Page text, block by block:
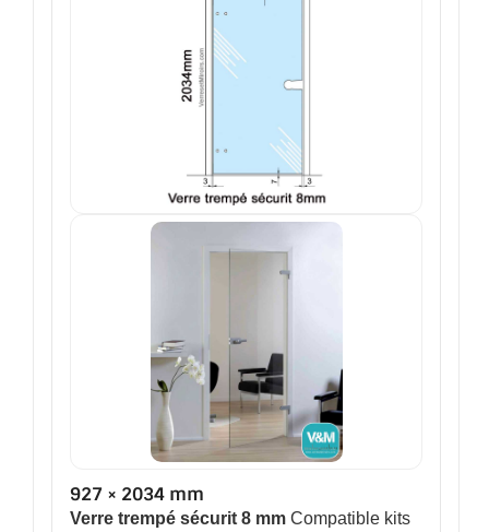
927 × 2034 mm
Verre trempé sécurit 8 mm Compatible kits